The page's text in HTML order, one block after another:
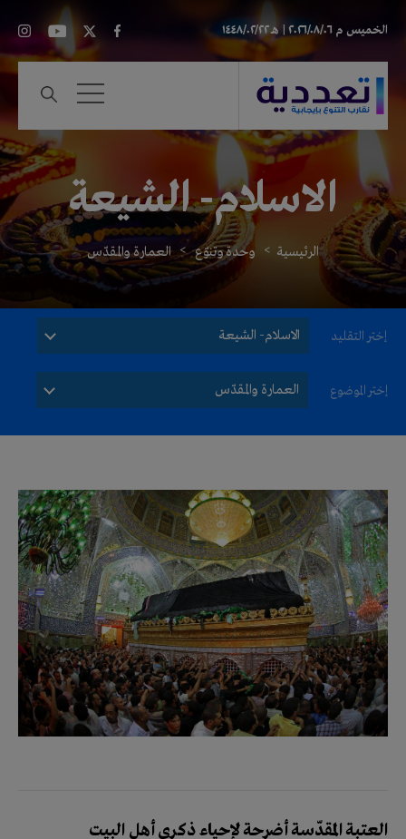
الخميس م ٢٠٢٦/٠٨/٠٦ | هـ ١٤٤٨/٠٢/٢٢
الاسلام- الشيعة
الرئيسية وحدة وتنوّع العمارة والمقدّس
إختر التقليد الاسلام- الشيعة
إختر الموضوع العمارة والمقدّس
العتبة المقدّسة أضرحة لإحياء ذكرى أهل البيت